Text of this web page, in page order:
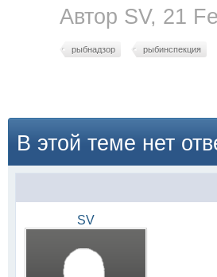
Автор SV, 21
рыбнадзор рыбинспекция
В этой теме нет
SV